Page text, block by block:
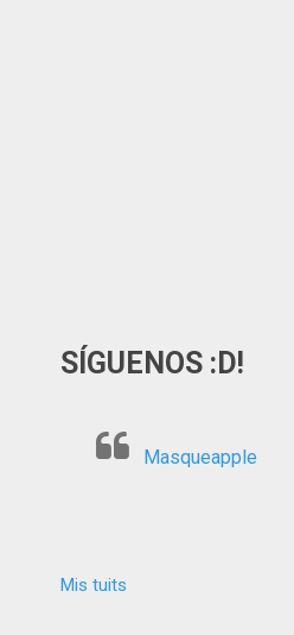
SÍGUENOS :D!
Masqueapple
Mis tuits